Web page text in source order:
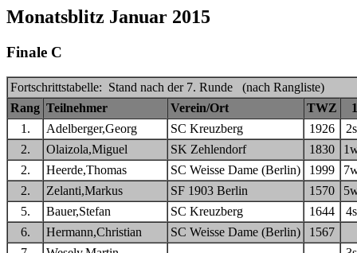
Monatsblitz Januar 2015
Finale C
Fortschrittstabelle: Stand nach der 7. Runde (nach Rangliste)
Rang Teilnehmer Verein/Ort TWZ
1
1.
Adelberger,Georg SC Kreuzberg 1926
2.
Olaizola,Miguel SK Zehlendorf 1830
2.
Heerde,Thomas SC Weisse Dame (Berlin) 1999
2.
Zelanti,Markus SF 1903 Berlin 1570
5.
Bauer,Stefan SC Kreuzberg 1644
6.
Hermann,Christian SC Weisse Dame (Berlin)
1567